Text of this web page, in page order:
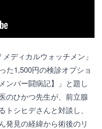
ディカルウォッチメン」
た1,500円の検診オプショ
ンバー闘病記】」と題し
のひかつ先生が、前立腺
シヒデさんと対談し、
発見の経緯から術後のリ